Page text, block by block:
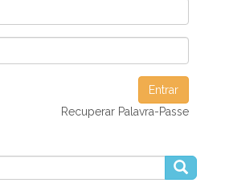
Entrar
Recuperar Palavra-Passe